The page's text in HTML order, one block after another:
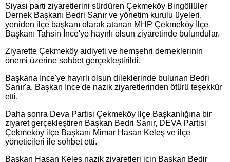
Siyasi parti ziyaretlerini sürdüren Çekmeköy Bingöllüler
Dernek Başkanı Bedri Sanır ve yönetim kurulu üyeleri,
yeniden ilçe başkanı olarak atanan MHP Çekmeköy İlçe
Başkanı Tahsin İnce'ye hayırlı olsun ziyaretinde bulundular.
Ziyarette Çekmeköy aidiyeti ve hemşehri derneklerinin
önemi üzerine sohbet gerçekleştirildi.
Başkana İnce'ye hayırlı olsun dileklerinde bulunan Bedri
Sanır'a, Başkan İnce'de nazik ziyaretlerinden ötürü teşekkür
etti.
Daha sonra Deva Partisi Çekmeköy İlçe Başkanlığına bir
ziyaret gerçekleştiren Başkan Bedri Sanır, DEVA Partisi
Çekmeköy ilçe Başkanı Mimar Hasan Keleş ve ilçe
yöneticileri ile sohbet etti.
Başkan Hasan Keleş nazik ziyaretleri için Başkan Bedir